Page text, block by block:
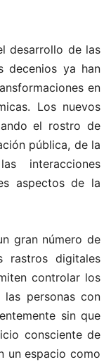
desarrollo de las
decenios ya han
en
Los nuevos
el rostro de
pública, de la
interacciones
aspectos de la
gran número de
rastros digitales
controlar los
las personas con
sin que
consciente de
un espacio como